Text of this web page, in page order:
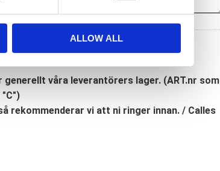
ALLOW ALL
våra leverantörers lager. (ART.nr som
"C")
rekommenderar vi att ni ringer innan. / Calles